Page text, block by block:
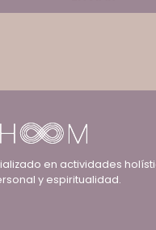
en actividades
y espiritualidad.